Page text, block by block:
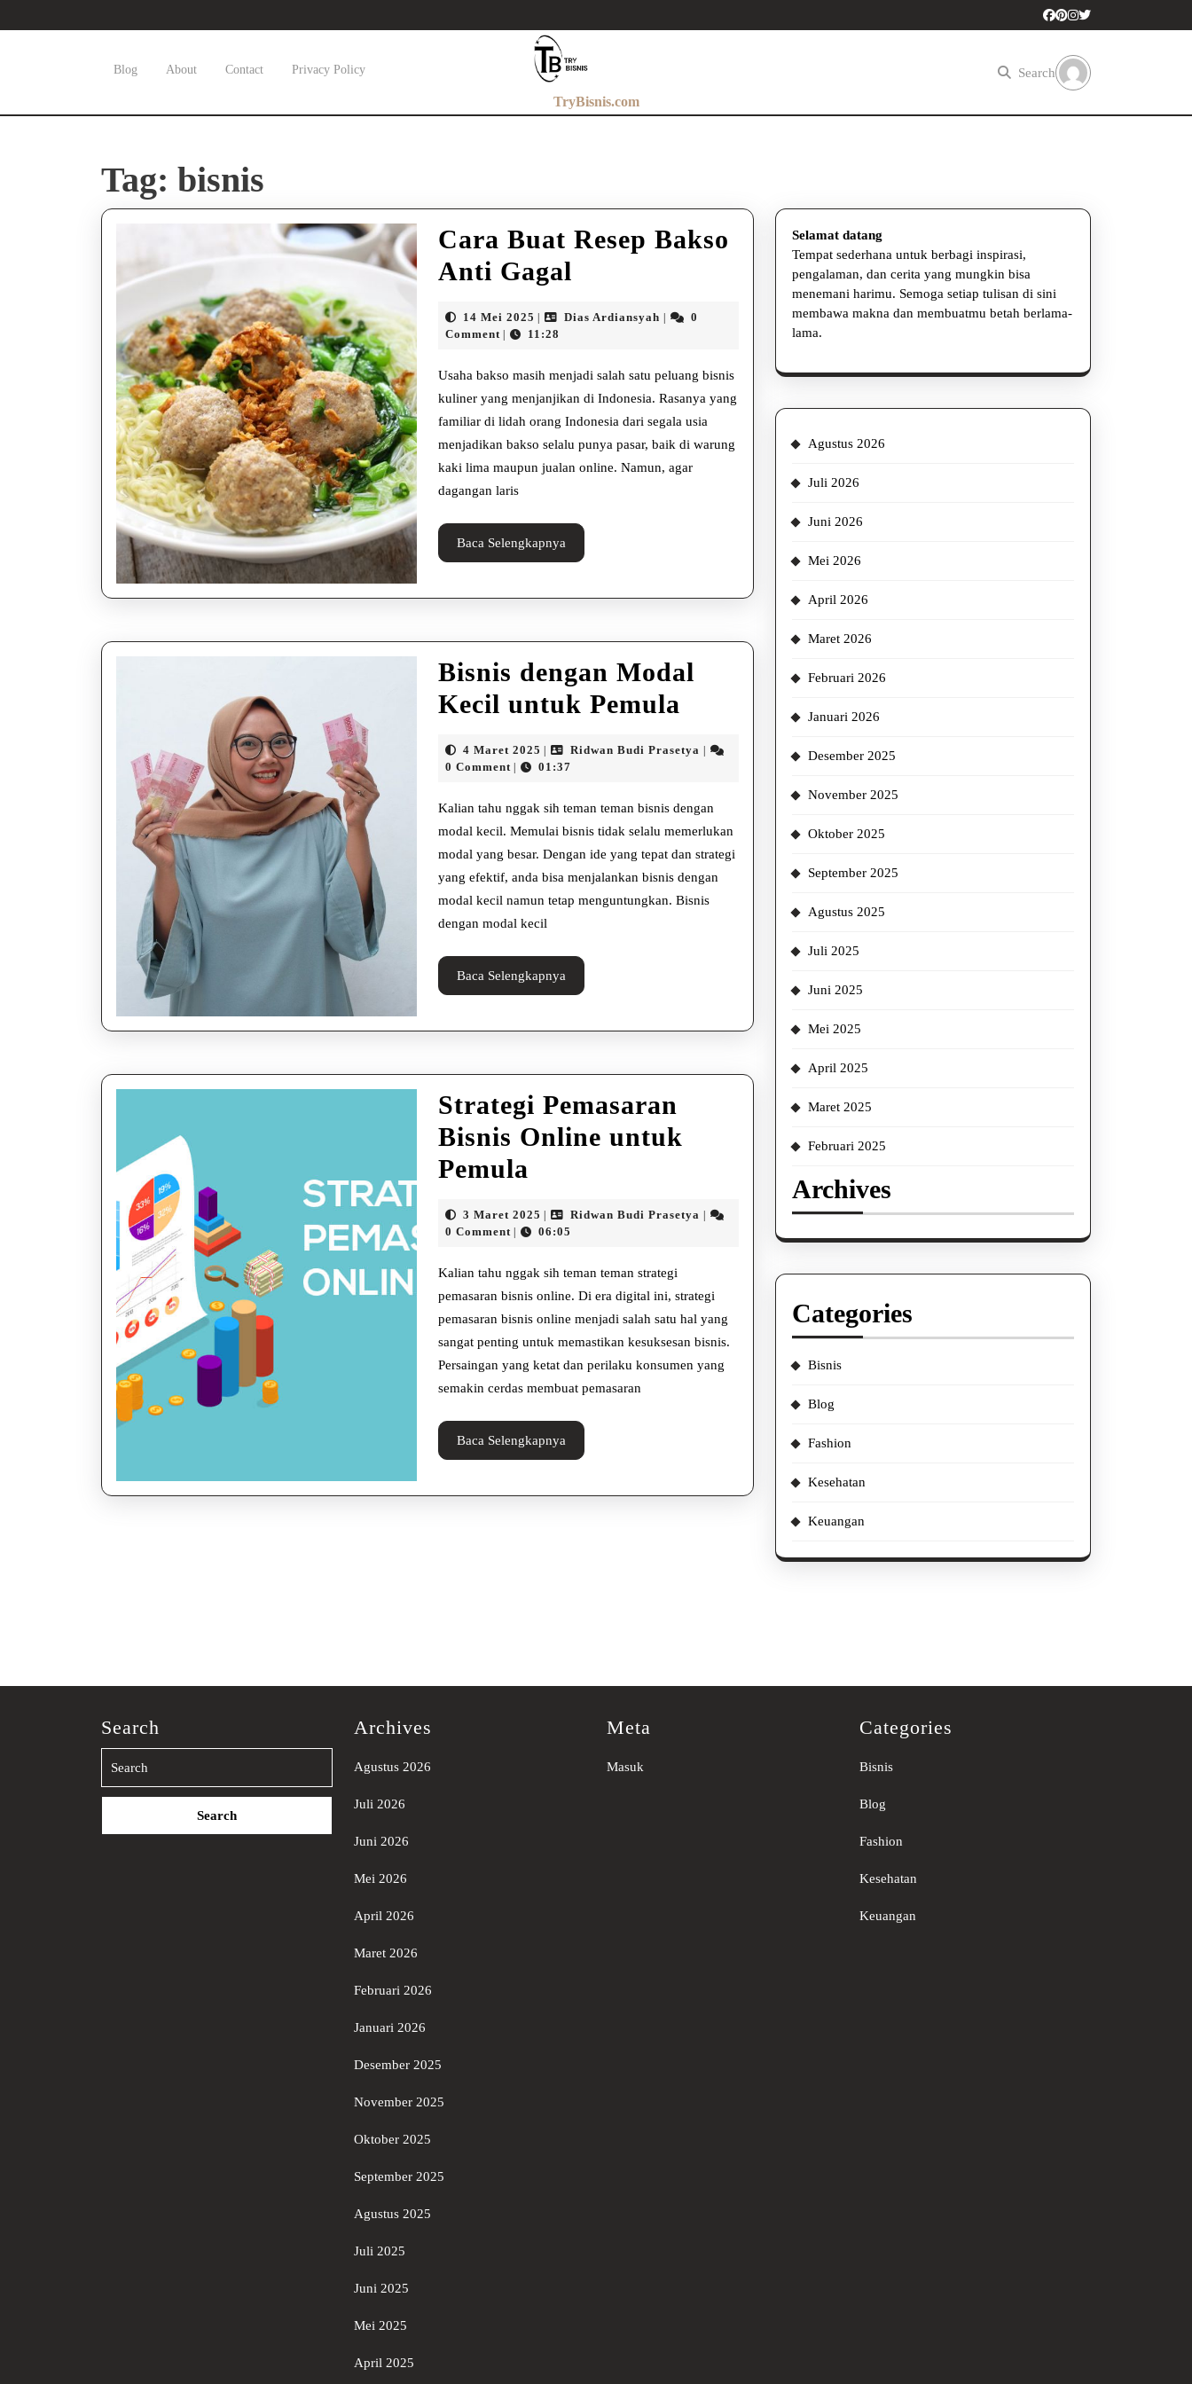
to
Blog About Contact Privacy Policy
TryBisnis.com
Search
Tag: bisnis
Cara Buat Resep Bakso
Anti Gagal
Resep
Bakso
Anti
Gagal
14 Mei 2025 14
Mei
Dias Ardiansyah Dias 0
Comment
11:28
Usaha bakso masih menjadi salah satu peluang bisnis
kuliner yang menjanjikan di Indonesia. Rasanya yang
familiar di lidah orang Indonesia dari segala usia
menjadikan bakso selalu punya pasar, baik di warung
kaki lima maupun jualan online. Namun, agar
dagangan laris
Baca Selengkapnya
Selengkapnya
Bisnis dengan Modal
Kecil untuk Pemula
Modal
Kecil
untuk
Pemula
4 Maret 2025 4
Maret
Ridwan Budi Prasetya Ridwan
0 Comment 01:37
Kalian tahu nggak sih teman teman bisnis dengan
modal kecil. Memulai bisnis tidak selalu memerlukan
modal yang besar. Dengan ide yang tepat dan strategi
yang efektif, anda bisa menjalankan bisnis dengan
modal kecil namun tetap menguntungkan. Bisnis
dengan modal kecil
Baca Selengkapnya
Selengkapnya
Strategi Pemasaran
Bisnis Online untuk
Pemula
Bisnis
Online
untuk
Pemula
3 Maret 2025 3
Maret
Ridwan Budi Prasetya Ridwan
0 Comment 06:05
Kalian tahu nggak sih teman teman strategi
pemasaran bisnis online. Di era digital ini, strategi
pemasaran bisnis online menjadi salah satu hal yang
sangat penting untuk memastikan kesuksesan bisnis.
Persaingan yang ketat dan perilaku konsumen yang
semakin cerdas membuat pemasaran
Baca Selengkapnya
Selengkapnya
Selamat datang
Tempat sederhana untuk berbagi inspirasi,
pengalaman, dan cerita yang mungkin bisa
menemani harimu. Semoga setiap tulisan di sini
membawa makna dan membuatmu betah berlama-
lama.
Agustus 2026
Juli 2026
Juni 2026
Mei 2026
April 2026
Maret 2026
Februari 2026
Januari 2026
Desember 2025
November 2025
Oktober 2025
September 2025
Agustus 2025
Juli 2025
Juni 2025
Mei 2025
April 2025
Maret 2025
Februari 2025
Archives
Categories
Bisnis
Blog
Fashion
Kesehatan
Keuangan
Search
Search
Archives
Agustus 2026
Juli 2026
Juni 2026
Mei 2026
April 2026
Maret 2026
Februari 2026
Januari 2026
Desember 2025
November 2025
Oktober 2025
September 2025
Agustus 2025
Juli 2025
Juni 2025
Mei 2025
April 2025
Meta
Masuk
Categories
Bisnis
Blog
Fashion
Kesehatan
Keuangan